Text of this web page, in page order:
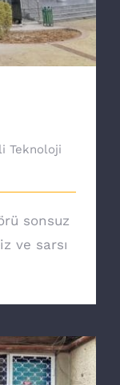
Teknoloji
sonsuz
ve sarsı